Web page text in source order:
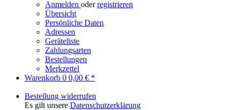
Anmelden oderregistrieren
Übersicht
Persönliche Daten
Adressen
Geräteliste
Zahlungsarten
Bestellungen
Merkzettel
Warenkorb 0 0,00 € *
Bestellung widerrufen
Es gilt unsere Datenschutzerklärung